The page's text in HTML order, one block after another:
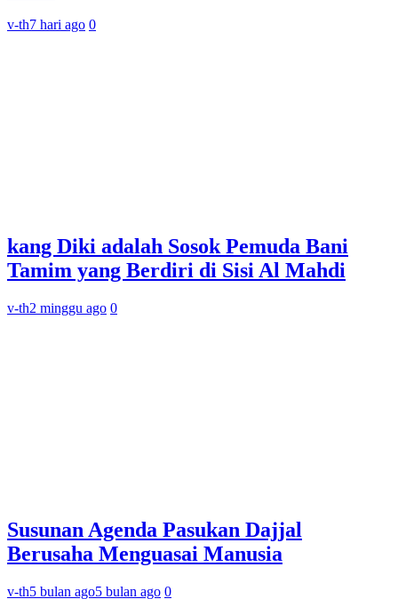
v-th7 hari ago 0
kang Diki adalah Sosok Pemuda Bani
Tamim yang Berdiri di Sisi Al Mahdi
v-th2 minggu ago 0
Susunan Agenda Pasukan Dajjal
Berusaha Menguasai Manusia
v-th5 bulan ago5 bulan ago 0